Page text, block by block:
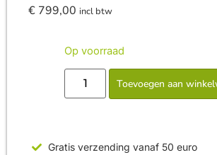
€ 799,00 incl btw
Op voorraad
Toevoegen aan
Gratis verzending vanaf 50 euro